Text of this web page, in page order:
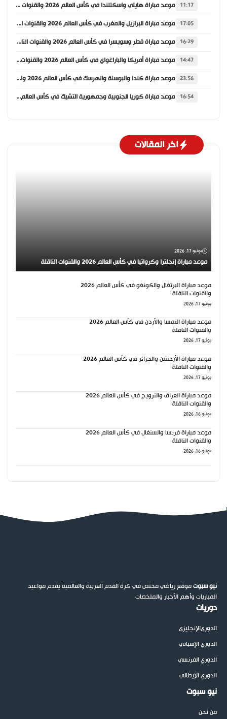
11:17 موعد مباراة هايتي واسكتلندا في كأس العالم 2026 والقنوات الناقلة
17:05 موعد مباراة البرازيل والمغرب في كأس العالم 2026 والقنوات الناقلة
16:29 موعد مباراة قطر وسويسرا في كأس العالم 2026 والقنوات الناقلة
14:47 موعد مباراة أمريكا والباراغواي في كأس العالم 2026 والقنوات الناقلة
23:56 موعد مباراة كندا والبوسنة والهرسك في كأس العالم 2026 والقنوات الناقلة
16:54 موعد مباراة كوريا الجنوبية وجمهورية التشيك في كأس العالم 2026 والقنوات الناقلة
اخر المقالات
يونيو 17, 2026
موعد مباراة إنجلترا وكرواتيا في كأس العالم 2026 والقنوات الناقلة
موعد مباراة البرتغال والكونغو في كأس العالم 2026
والقنوات الناقلة
يونيو 17, 2026
موعد مباراة النمسا والأردن في كأس العالم 2026
والقنوات الناقلة
يونيو 17, 2026
موعد مباراة الأرجنتين والجزائر في كأس العالم 2026
والقنوات الناقلة
يونيو 17, 2026
موعد مباراة العراق والنرويج في كأس العالم 2026
والقنوات الناقلة
يونيو 16, 2026
موعد مباراة فرنسا والسنغال في كأس العالم 2026
والقنوات الناقلة
يونيو 16, 2026
نيو سبوتموقع رياضي مختص في كرة القدم العربية والعالمية يقدم مواعيد
المباريات وأهم الأخبار والملخصات
دوريات
الدوريالإنجليزي
الدوري الإسباني
الدوري الفرنسي
الدوري الإيطالي
نيو سبوت
من نحن